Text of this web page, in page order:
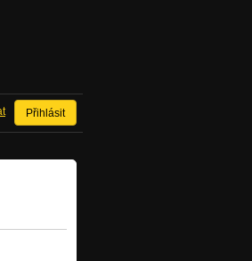
Přihlásit